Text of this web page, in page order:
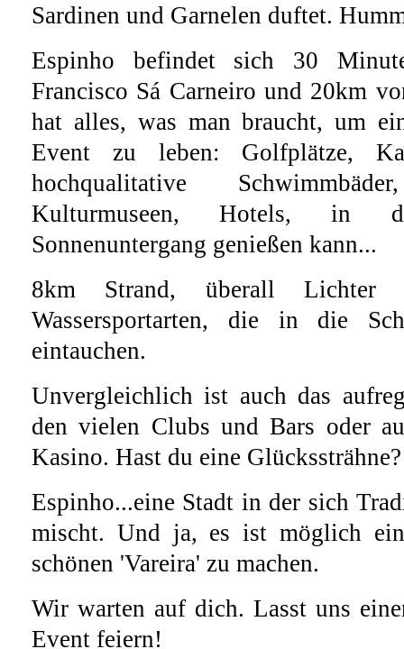
Sardinen und Garnelen duftet.
Espinho befindet sich 30
Francisco Sá Carneiro und 20km
hat alles, was man braucht, um
Event zu leben: Golfplätze,
hochqualitative
Kulturmuseen, Hotels, in
Sonnenuntergang genießen kann...
8km Strand, überall Lichter
Wassersportarten, die in die
eintauchen.
Unvergleichlich ist auch das
den vielen Clubs und Bars oder
Kasino. Hast du eine Glückssträhne?
Espinho...eine Stadt in der sich
mischt. Und ja, es ist möglich
schönen 'Vareira' zu machen.
Wir warten auf dich. Lasst uns
Event feiern!